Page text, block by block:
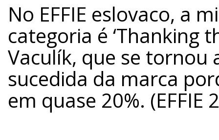
No EFFIE eslovaco, a
categoria é ‘Thanking
Vaculík, que se tornou
sucedida da marca
em quase 20%. (EFFIE